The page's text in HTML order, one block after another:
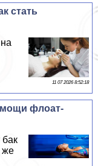
стать
11 07 2026 8:52:18
флоат-
же